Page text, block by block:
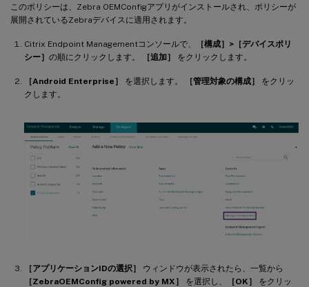
このポリシーは、Zebra OEMConfigアプリがインストールされ、ポリシーが
展開されているZebraデバイスに適用されます。
Citrix Endpoint Managementコンソールで、
［構成］>［デバイスポリ
シー］ の順にクリックします。 ［追加］ をクリックします。
［Android Enterprise］ を選択します。 ［管理対象の構成］
をクリッ
クします。
［アプリケーションIDの選択］
ウィンドウが表示されたら、一覧から
［ZebraOEMConfig powered by MX］
を選択し、 ［OK］
をクリッ